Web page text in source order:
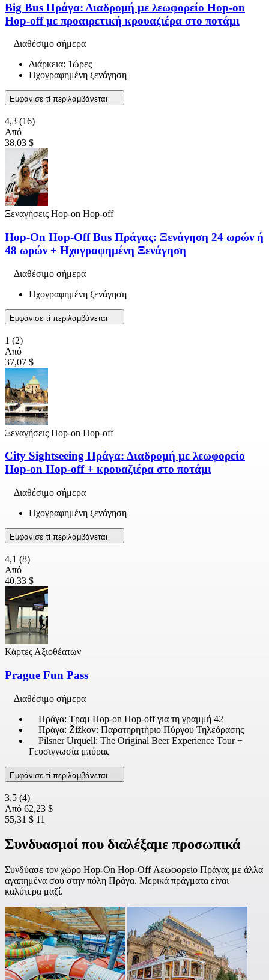
Big Bus Πράγα: Διαδρομή με λεωφορείο Hop-on
Hop-off με προαιρετική κρουαζιέρα στο ποτάμι
Διαθέσιμο σήμερα
Διάρκεια: 1ώρες
Ηχογραφημένη ξενάγηση
Εμφάνισε τί περιλαμβάνεται
4,3 (16)
Από
38,03 $
Ξεναγήσεις Hop-on Hop-off
Hop-On Hop-Off Bus Πράγας: Ξενάγηση 24 ωρών ή
48 ωρών + Ηχογραφημένη Ξενάγηση
Διαθέσιμο σήμερα
Ηχογραφημένη ξενάγηση
Εμφάνισε τί περιλαμβάνεται
1 (2)
Από
37,07 $
Ξεναγήσεις Hop-on Hop-off
City Sightseeing Πράγα: Διαδρομή με λεωφορείο
Hop-on Hop-off + κρουαζιέρα στο ποτάμι
Διαθέσιμο σήμερα
Ηχογραφημένη ξενάγηση
Εμφάνισε τί περιλαμβάνεται
4,1 (8)
Από
40,33 $
Κάρτες Αξιοθέατων
Prague Fun Pass
Διαθέσιμο σήμερα
Πράγα: Τραμ Hop-on Hop-off για τη γραμμή 42
Πράγα: Žižkov: Παρατηρητήριο Πύργου Τηλεόρασης
Pilsner Urquell: The Original Beer Experience Tour +
Γευσιγνωσία μπύρας
Εμφάνισε τί περιλαμβάνεται
3,5 (4)
Από 62,23 $
55,31 $ 11
Συνδυασμοί που διαλέξαμε προσωπικά
Συνδύασε τον χώρο Hop-On Hop-Off Λεωφορείο Πράγας με άλλα
αγαπημένα σου στην πόλη Πράγα. Μερικά πράγματα είναι
καλύτερα μαζί.